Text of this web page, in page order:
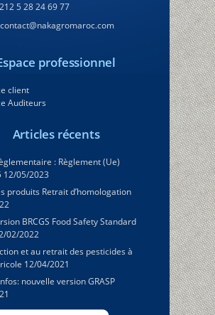
5 28 24 69 77
contact@nakagromaroc.com
professionnel
client
Auditeurs
Articles récents
: Règlement (Ue)
12/05/2023
produits Retrait d’homologation
BRCGS Food Safety Standard
02/2022
et au retrait des pesticides à
12/04/2021
nouvelle version GRASP